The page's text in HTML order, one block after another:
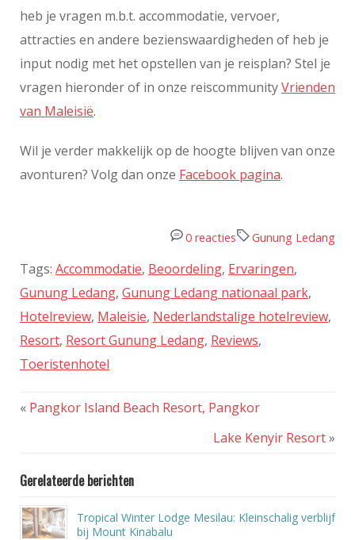
heb je vragen m.b.t. accommodatie, vervoer,
attracties en andere bezienswaardigheden of heb je
input nodig met het opstellen van je reisplan? Stel je
vragen hieronder of in onze reiscommunityVrienden
van Maleisië.
Wil je verder makkelijk op de hoogte blijven van onze
avonturen? Volg dan onze Facebook pagina.
Gunung Ledang
0 reacties
Tags: Accommodatie, Beoordeling, Ervaringen,
Gunung Ledang, Gunung Ledang nationaal park,
Hotelreview, Maleisie, Nederlandstalige hotelreview,
Resort, Resort Gunung Ledang, Reviews,
Toeristenhotel
« Pangkor Island Beach Resort, Pangkor
Lake Kenyir Resort»
Gerelateerde berichten
Tropical Winter Lodge Mesilau: Kleinschalig verblijf
bij Mount Kinabalu